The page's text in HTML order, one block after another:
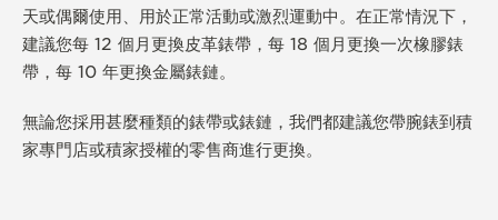
天或偶爾使用、用於正常活動或激烈運動中。在正常情況下，
建議您每 12 個月更換皮革錶帶，每 18 個月更換一次橡膠錶
帶，每 10 年更換金屬錶鏈。
無論您採用甚麼種類的錶帶或錶鏈，我們都建議您帶腕錶到積
家專門店或積家授權的零售商進行更換。